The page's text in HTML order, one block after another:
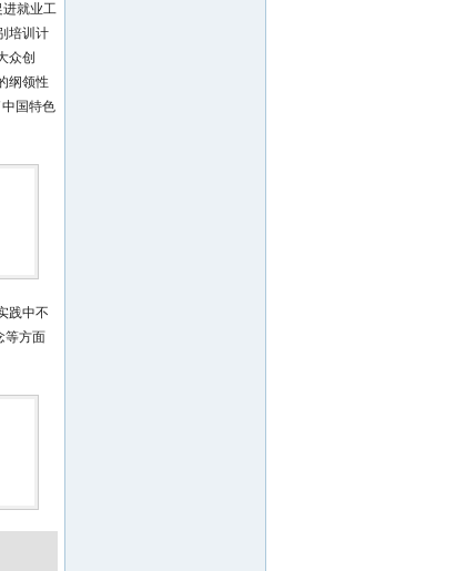
就业工
培训计
众创
纲领性
国特色
践中不
等方面